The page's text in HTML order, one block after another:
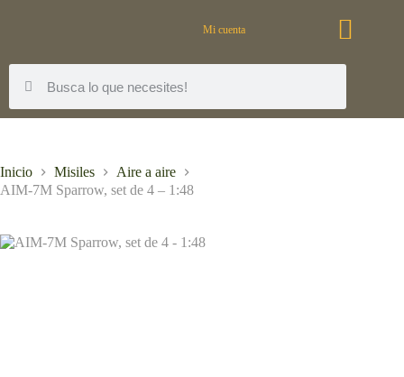
Mi cuenta
Inicio Misiles
Aire a aire
AIM-7M Sparrow, set de 4 – 1:48